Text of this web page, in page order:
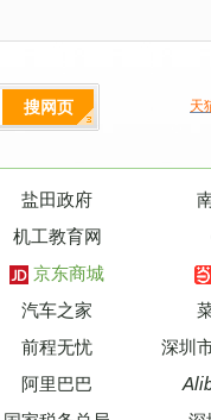
搜网页 天
盐田政府
机工教育网
京东商城
汽车之家
前程无忧 深圳
阿里巴巴